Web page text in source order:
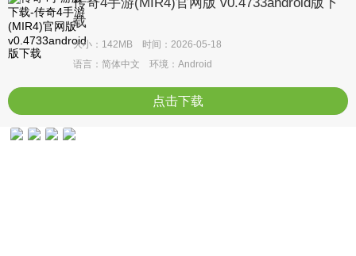
载
大小：142MB 时间：2026-05-18
语言：简体中文 环境：Android
点击下载